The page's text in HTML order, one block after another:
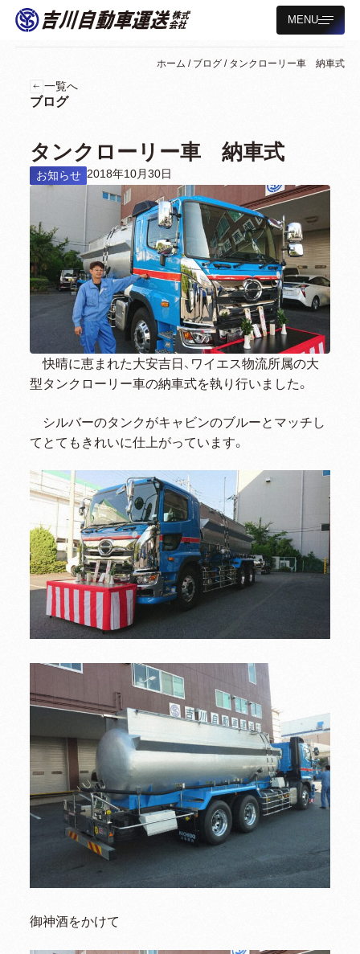
MENU
ホーム / ブログ / タンクローリー車 納車式
一覧へ
ブログ
タンクローリー車 納車式
お知らせ 2018年10月30日
快晴に恵まれた大安吉日、ワイエス物流所属の大
型タンクローリー車の納車式を執り行いました。
シルバーのタンクがキャビンのブルーとマッチし
てとてもきれいに仕上がっています。
御神酒をかけて